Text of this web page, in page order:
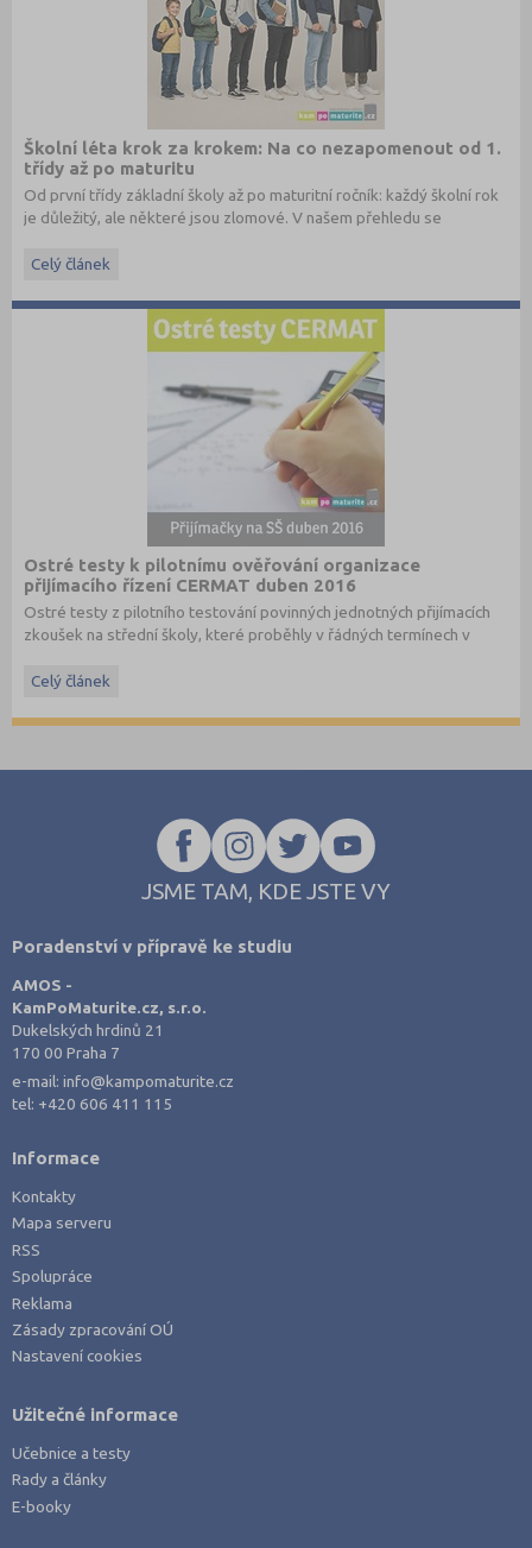
Školní léta krok za krokem: Na co nezapomenout od 1.
třídy až po maturitu
Od první třídy základní školy až po maturitní ročník: každý školní rok
je důležitý, ale některé jsou zlomové. V našem přehledu se
Celý článek
Ostré testy k pilotnímu ověřování organizace
přijímacího řízení CERMAT duben 2016
Ostré testy z pilotního testování povinných jednotných přijímacích
zkoušek na střední školy, které proběhly v řádných termínech v
Stáhněte si ostré i ilustrační testy
Celý článek
JSME TAM, KDE JSTE VY
Poradenství v přípravě ke studiu
AMOS -
KamPoMaturite.cz, s.r.o.
Dukelských hrdinů 21
170 00 Praha 7
e-mail:info@kampomaturite.cz
tel: +420 606 411 115
Informace
Kontakty
Mapa serveru
RSS
Spolupráce
Reklama
Zásady zpracování OÚ
Nastavení cookies
Užitečné informace
Učebnice a testy
Rady a články
E-booky